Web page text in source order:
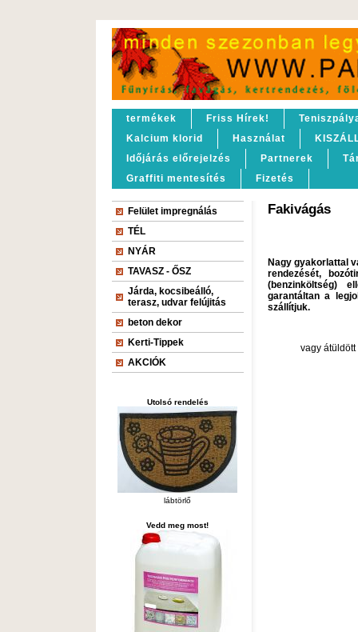
termékek Friss Hírek!
Kalcium klorid
Használat
Időjárás előrejelzés
Partnerek
Graffiti mentesítés
Fizetés
Felület impregnálás
TÉL
NYÁR
TAVASZ - ŐSZ
Járda, kocsibeálló,
terasz, udvar felújitás
beton dekor
Kerti-Tippek
AKCIÓK
Utolsó rendelés
lábtörlő
Vedd meg most!
Fakivágás
Nagy gyakorlattal
rendezését,
(benzinköltség)
garantáltan a
szállítjuk.
vagy